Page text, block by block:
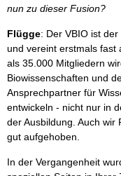
nun zu dieser Fusion?
Flügge: Der VBIO ist
und vereint erstmals fast
als 35.000 Mitgliedern
Biowissenschaften und
Ansprechpartner für
entwickeln - nicht nur in
der Ausbildung. Auch wir
gut aufgehoben.
In der Vergangenheit